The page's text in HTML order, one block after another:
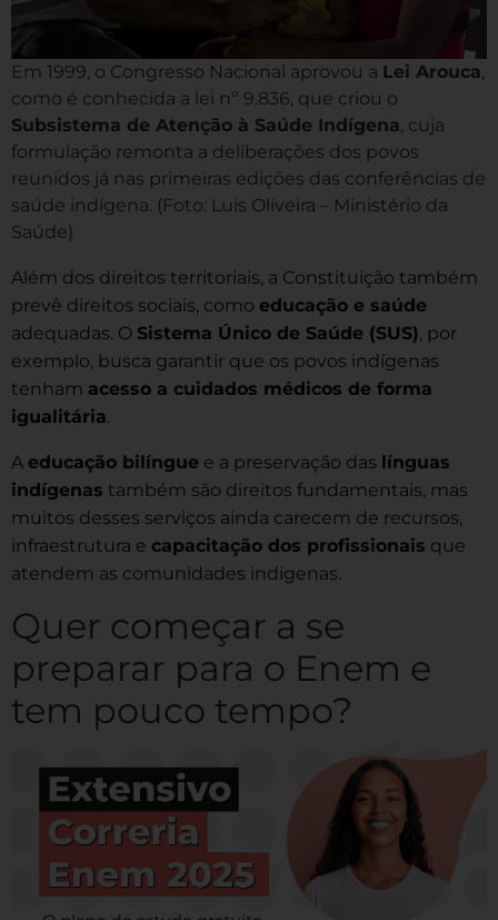
Em 1999, o Congresso Nacional aprovou a Lei Arouca,
como é conhecida a lei nº 9.836, que criou o
Subsistema de Atenção à Saúde Indígena, cuja
formulação remonta a deliberações dos povos
reunidos já nas primeiras edições das conferências de
saúde indígena. (Foto: Luis Oliveira – Ministério da
Saúde)
Além dos direitos territoriais, a Constituição também
prevê direitos sociais, como educação e saúde
adequadas. O Sistema Único de Saúde (SUS), por
exemplo, busca garantir que os povos indígenas
tenham acesso a cuidados médicos de forma
igualitária.
A educação bilíngue e a preservação das línguas
indígenas também são direitos fundamentais, mas
muitos desses serviços ainda carecem de recursos,
infraestrutura e capacitação dos profissionais que
atendem as comunidades indígenas.
Quer começar a se
preparar para o Enem e
tem pouco tempo?